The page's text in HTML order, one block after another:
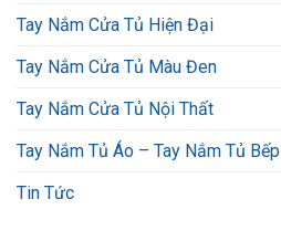
Tay Nắm Cửa Tủ Hiện Đại
Tay Nắm Cửa Tủ Màu Đen
Tay Nắm Cửa Tủ Nội Thất
Tay Nắm Tủ Áo – Tay Nắm Tủ Bếp
Tin Tức